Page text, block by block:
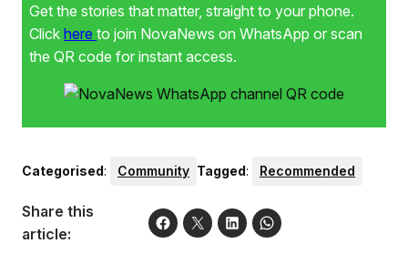
Get the stories that matter, straight to your phone.
Click here to join NovaNews on WhatsApp or scan
the QR code for instant access.
Categorised: Community Tagged: Recommended
Share this
article: